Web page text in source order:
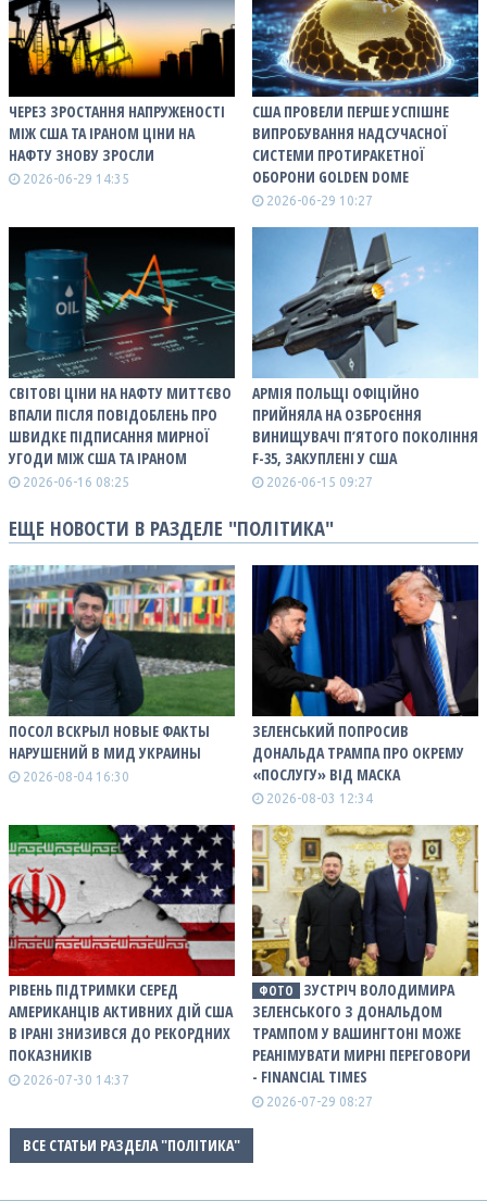
ЧЕРЕЗ ЗРОСТАННЯ НАПРУЖЕНОСТІ
МІЖ США ТА ІРАНОМ ЦІНИ НА
НАФТУ ЗНОВУ ЗРОСЛИ
2026-06-29 14:35
США ПРОВЕЛИ ПЕРШЕ УСПІШНЕ
ВИПРОБУВАННЯ НАДСУЧАСНОЇ
СИСТЕМИ ПРОТИРАКЕТНОЇ
ОБОРОНИ GOLDEN DOME
2026-06-29 10:27
СВІТОВІ ЦІНИ НА НАФТУ МИТТЄВО
ВПАЛИ ПІСЛЯ ПОВІДОБЛЕНЬ ПРО
ШВИДКЕ ПІДПИСАННЯ МИРНОЇ
УГОДИ МІЖ США ТА ІРАНОМ
2026-06-16 08:25
АРМІЯ ПОЛЬЩІ ОФІЦІЙНО
ПРИЙНЯЛА НА ОЗБРОЄННЯ
ВИНИЩУВАЧІ П’ЯТОГО ПОКОЛІННЯ
F-35, ЗАКУПЛЕНІ У США
2026-06-15 09:27
ЕЩЕ НОВОСТИ В РАЗДЕЛЕ "ПОЛІТИКА"
ПОСОЛ ВСКРЫЛ НОВЫЕ ФАКТЫ
НАРУШЕНИЙ В МИД УКРАИНЫ
2026-08-04 16:30
ЗЕЛЕНСЬКИЙ ПОПРОСИВ
ДОНАЛЬДА ТРАМПА ПРО ОКРЕМУ
«ПОСЛУГУ» ВІД МАСКА
2026-08-03 12:34
РІВЕНЬ ПІДТРИМКИ СЕРЕД
АМЕРИКАНЦІВ АКТИВНИХ ДІЙ США
В ІРАНІ ЗНИЗИВСЯ ДО РЕКОРДНИХ
ПОКАЗНИКІВ
2026-07-30 14:37
ФОТО
ЗУСТРІЧ ВОЛОДИМИРА
ЗЕЛЕНСЬКОГО З ДОНАЛЬДОМ
ТРАМПОМ У ВАШИНГТОНІ МОЖЕ
РЕАНІМУВАТИ МИРНІ ПЕРЕГОВОРИ
- FINANCIAL TIMES
2026-07-29 08:27
ВСЕ СТАТЬИ РАЗДЕЛА "ПОЛІТИКА"